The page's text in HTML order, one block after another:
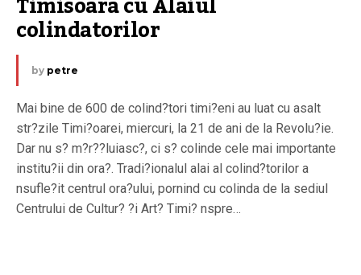
colindatorilor
by petre
Mai bine de 600 de colind?tori timi?eni au luat cu asalt
str?zile Timi?oarei, miercuri, la 21 de ani de la Revolu?ie.
Dar nu s? m?r??luiasc?, ci s? colinde cele mai importante
institu?ii din ora?. Tradi?ionalul alai al colind?torilor a
nsufle?it centrul ora?ului, pornind cu colinda de la sediul
Centrului de Cultur? ?i Art? Timi? nspre…